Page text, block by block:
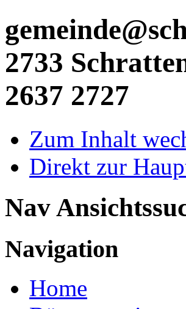
2733
2637 2727
Zum Inhalt
Direkt zur
Nav
Navigation
Home